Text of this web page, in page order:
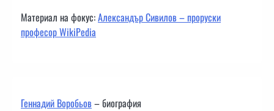
Материал на фокус:Александър Сивилов – проруски
професор WikiPedia
Геннадий Воробьов– биография